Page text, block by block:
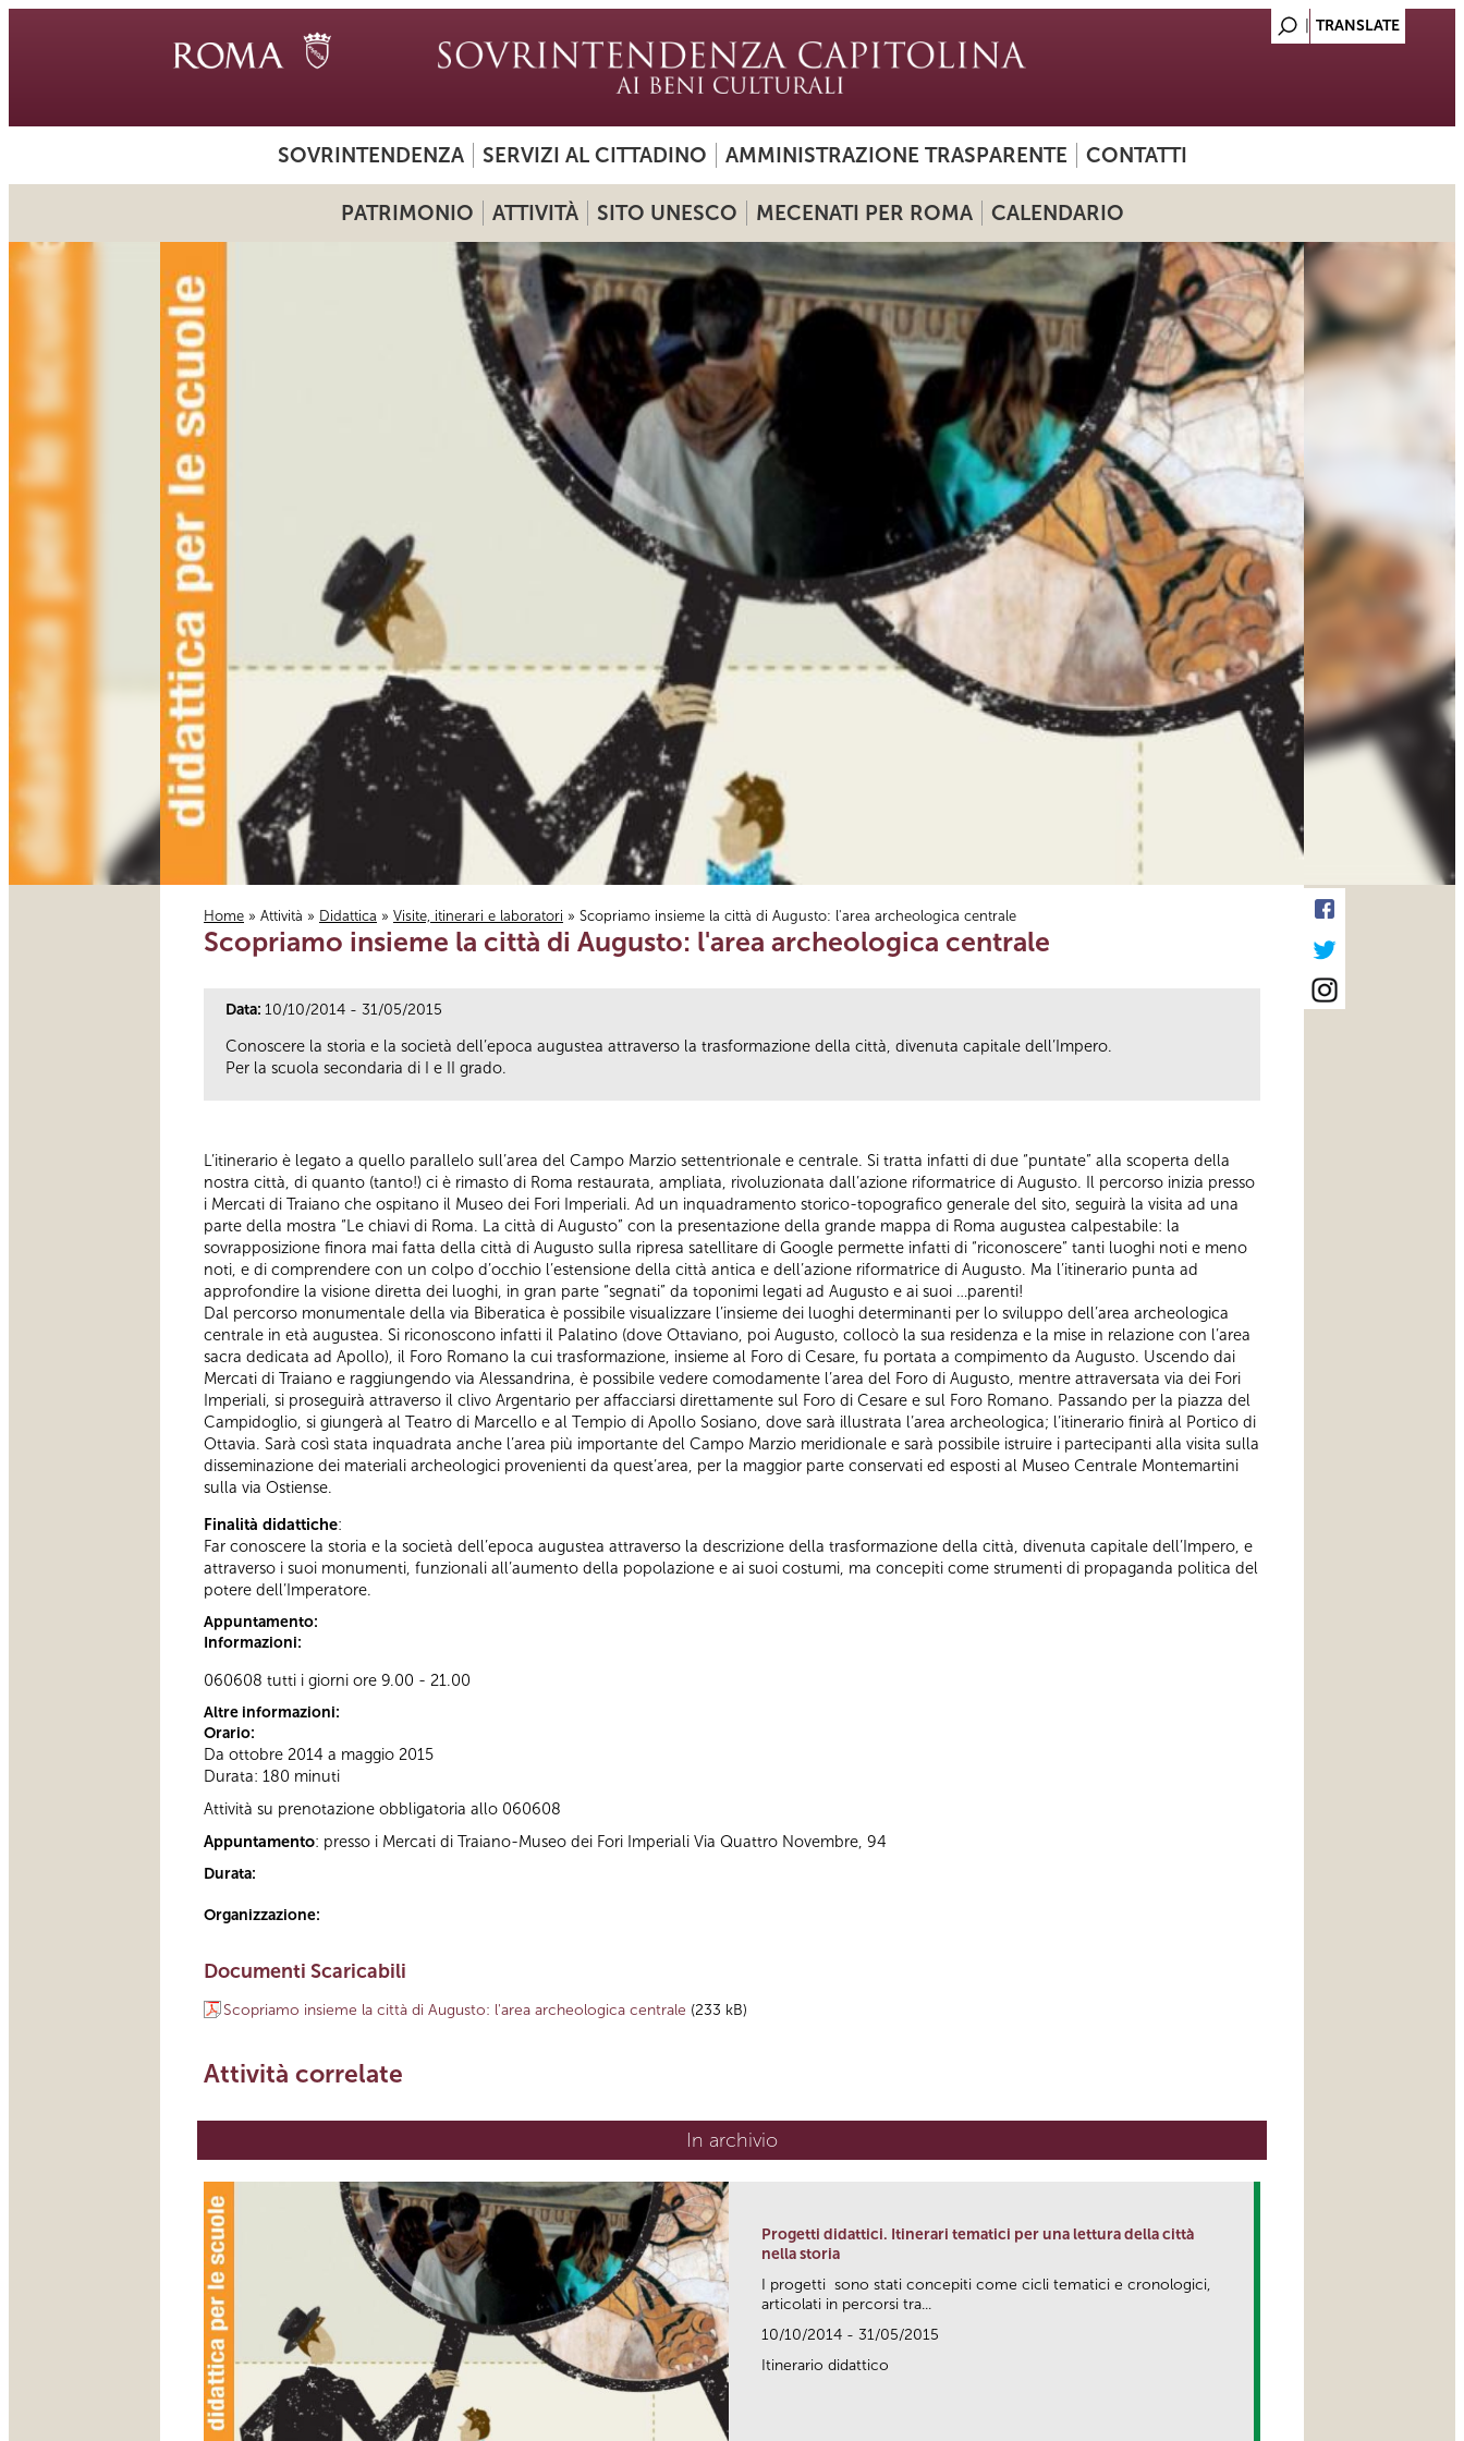
SOVRINTENDENZA SERVIZI AL CITTADINO AMMINISTRAZIONE TRASPARENTE CONTATTI
PATRIMONIO ATTIVITÀ SITO UNESCO MECENATI PER ROMA CALENDARIO
Tu sei qui
Home » Attività » Didattica » Visite, itinerari e laboratori » Scopriamo insieme la città di Augusto: l'area archeologica centrale
Scopriamo insieme la città di Augusto: l'area archeologica centrale
Data: 10/10/2014 - 31/05/2015
Conoscere la storia e la società dell’epoca augustea attraverso la trasformazione della città, divenuta capitale dell’Impero.
Per la scuola secondaria di I e II grado.
L’itinerario è legato a quello parallelo sull’area del Campo Marzio settentrionale e centrale. Si tratta infatti di due “puntate” alla scoperta della
nostra città, di quanto (tanto!) ci è rimasto di Roma restaurata, ampliata, rivoluzionata dall’azione riformatrice di Augusto. Il percorso inizia presso
i Mercati di Traiano che ospitano il Museo dei Fori Imperiali. Ad un inquadramento storico-topografico generale del sito, seguirà la visita ad una
parte della mostra “Le chiavi di Roma. La città di Augusto” con la presentazione della grande mappa di Roma augustea calpestabile: la
sovrapposizione finora mai fatta della città di Augusto sulla ripresa satellitare di Google permette infatti di “riconoscere” tanti luoghi noti e meno
noti, e di comprendere con un colpo d’occhio l’estensione della città antica e dell’azione riformatrice di Augusto. Ma l’itinerario punta ad
approfondire la visione diretta dei luoghi, in gran parte “segnati” da toponimi legati ad Augusto e ai suoi …parenti!
Dal percorso monumentale della via Biberatica è possibile visualizzare l’insieme dei luoghi determinanti per lo sviluppo dell’area archeologica
centrale in età augustea. Si riconoscono infatti il Palatino (dove Ottaviano, poi Augusto, collocò la sua residenza e la mise in relazione con l’area
sacra dedicata ad Apollo), il Foro Romano la cui trasformazione, insieme al Foro di Cesare, fu portata a compimento da Augusto. Uscendo dai
Mercati di Traiano e raggiungendo via Alessandrina, è possibile vedere comodamente l’area del Foro di Augusto, mentre attraversata via dei Fori
Imperiali, si proseguirà attraverso il clivo Argentario per affacciarsi direttamente sul Foro di Cesare e sul Foro Romano. Passando per la piazza del
Campidoglio, si giungerà al Teatro di Marcello e al Tempio di Apollo Sosiano, dove sarà illustrata l’area archeologica; l’itinerario finirà al Portico di
Ottavia. Sarà così stata inquadrata anche l’area più importante del Campo Marzio meridionale e sarà possibile istruire i partecipanti alla visita sulla
disseminazione dei materiali archeologici provenienti da quest’area, per la maggior parte conservati ed esposti al Museo Centrale Montemartini
sulla via Ostiense.
Finalità didattiche:
Far conoscere la storia e la società dell’epoca augustea attraverso la descrizione della trasformazione della città, divenuta capitale dell’Impero, e
attraverso i suoi monumenti, funzionali all’aumento della popolazione e ai suoi costumi, ma concepiti come strumenti di propaganda politica del
potere dell’Imperatore.
Appuntamento:
Informazioni:
060608 tutti i giorni ore 9.00 - 21.00
Altre informazioni:
Orario:
Da ottobre 2014 a maggio 2015
Durata: 180 minuti
Attività su prenotazione obbligatoria allo 060608
Appuntamento: presso i Mercati di Traiano-Museo dei Fori Imperiali Via Quattro Novembre, 94
Durata:
Organizzazione:
Documenti Scaricabili
Scopriamo insieme la città di Augusto: l'area archeologica centrale (233 kB)
Attività correlate
In archivio
Progetti didattici. Itinerari tematici per una lettura della città
nella storia
I progetti sono stati concepiti come cicli tematici e cronologici,
articolati in percorsi tra...
10/10/2014 - 31/05/2015
Itinerario didattico